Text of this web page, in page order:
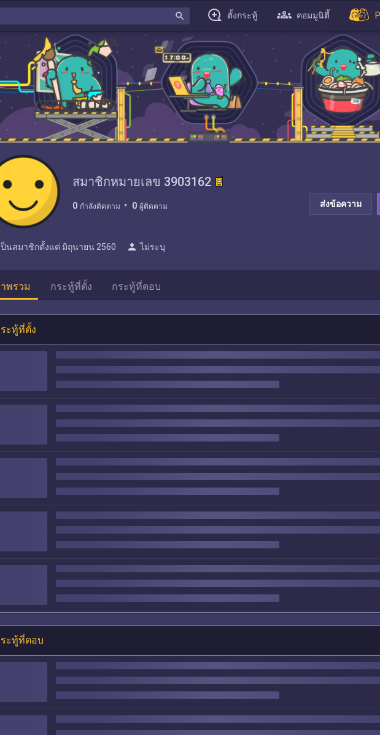
search ตั้งกระทู้ คอมมูนิตี้
สมาชิกหมายเลข 3903162
0 กำลังติดตาม 0 ผู้ติดตาม ส่งข้อความ
ป็นสมาชิกตั้งแต่ มิถุนายน 2560 person ไม่ระบุ
พรวม กระทู้ที่ตั้ง กระทู้ที่ตอบ
ะทู้ที่ตั้ง
ะทู้ที่ตอบ